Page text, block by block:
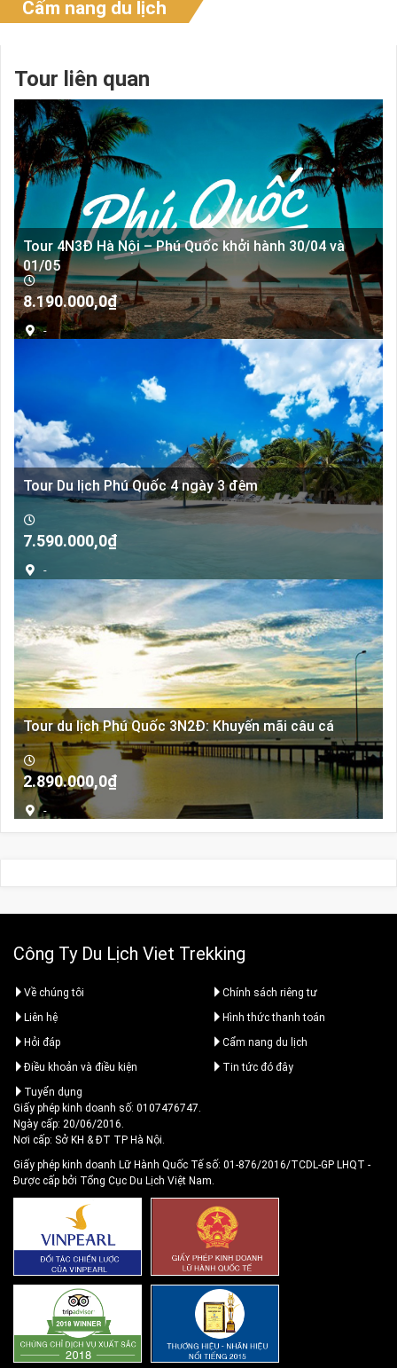
Cẩm nang du lịch
Tour liên quan
Tour 4N3Đ Hà Nội – Phú Quốc khởi hành 30/04 và
01/05
8.190.000,0₫
-
Tour Du lịch Phú Quốc 4 ngày 3 đêm
7.590.000,0₫
-
Tour du lịch Phú Quốc 3N2Đ: Khuyến mãi câu cá
2.890.000,0₫
-
Công Ty Du Lịch Viet Trekking
Về chúng tôi
Chính sách riêng tư
Liên hệ
Hình thức thanh toán
Hỏi đáp
Cẩm nang du lịch
Điều khoản và điều kiện
Tin tức đó đây
Tuyển dụng
Giấy phép kinh doanh số: 0107476747.
Ngày cấp: 20/06/2016.
Nơi cấp: Sở KH & ĐT TP Hà Nội.
Giấy phép kinh doanh Lữ Hành Quốc Tế số: 01-876/2016/TCDL-GP LHQT -
Được cấp bởi Tổng Cục Du Lịch Việt Nam.